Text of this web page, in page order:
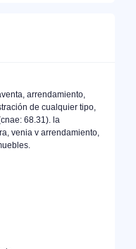
arrendamiento,
de cualquier tipo,
68.31). la
venia v arrendamiento,